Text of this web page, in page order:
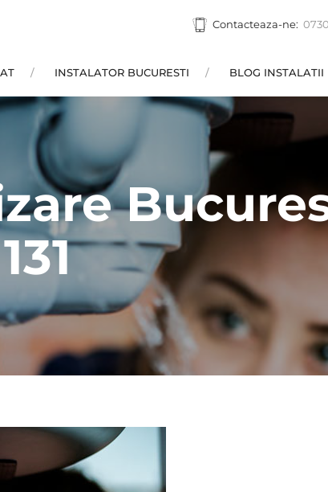
Contacteaza-ne: 0730
INSTALATOR BUCURESTI BLOG INSTALATII